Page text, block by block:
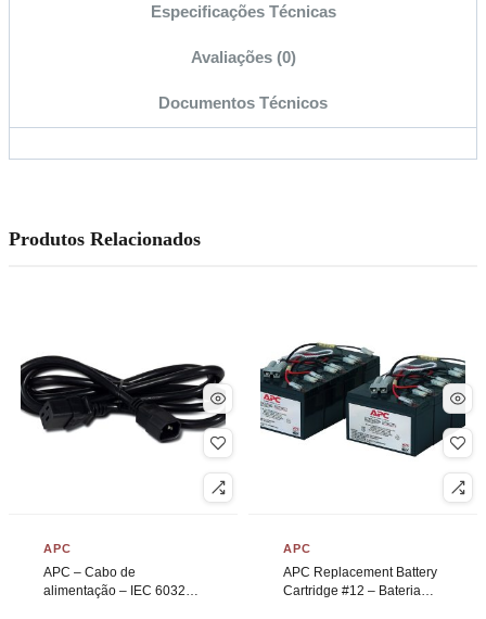
Especificações Técnicas
Avaliações (0)
Documentos Técnicos
Produtos Relacionados
APC
APC – Cabo de
alimentação – IEC 60320
APC
APC Replacement Battery
Cartridge #12 – Bateria